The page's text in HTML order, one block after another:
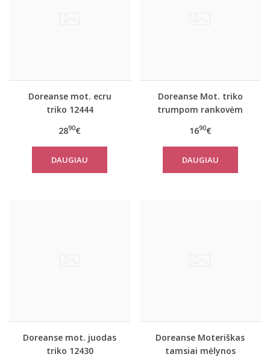
Doreanse mot. ecru
triko 12444
2890€
DAUGIAU
Doreanse Mot. triko
trumpom rankovėm
1690€
DAUGIAU
Doreanse mot. juodas
triko 12430
Doreanse Moteriškas
tamsiai mėlynos